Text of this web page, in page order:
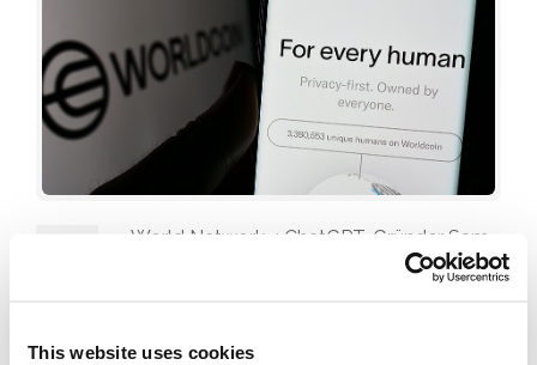
This website uses cookies
«World Network»: ChatGPT-Gründer Sam
Altman will der ganzen Menschheit zu
einer authentifizierten Online-Identität
KI,Technology